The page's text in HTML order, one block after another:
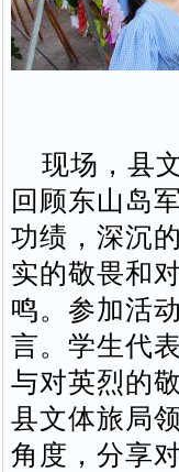
现场，县
回顾东山岛
功绩，深沉
实的敬畏和
鸣。参加活
言。学生代
与对英烈的
县文体旅局
角度，分享